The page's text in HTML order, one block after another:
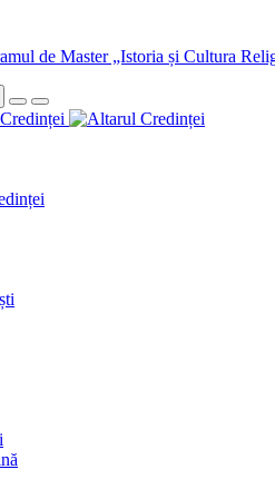
de Master „Istoria și Cultura